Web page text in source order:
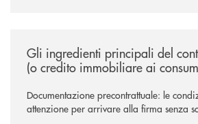
Gli ingredienti principali del
(o credito immobiliare ai
Documentazione precontrattuale: le
attenzione per arrivare alla firma senza